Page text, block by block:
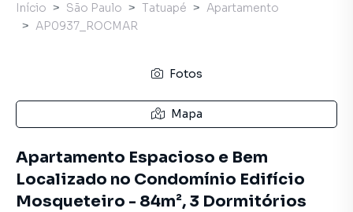
Início São Paulo Tatuapé
Apartamento
AP0937_ROCMAR
Fotos
Mapa
Apartamento Espacioso e Bem
Localizado no Condomínio Edifício
Mosqueteiro - 84m², 3 Dormitórios